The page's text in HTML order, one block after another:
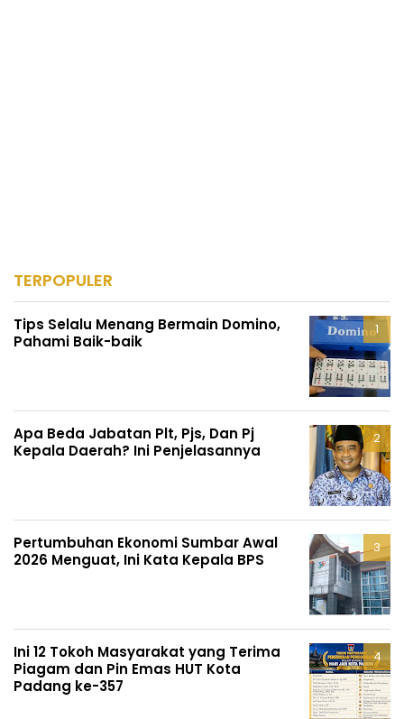
TERPOPULER
Tips Selalu Menang Bermain Domino,
Pahami Baik-baik
Apa Beda Jabatan Plt, Pjs, Dan Pj
Kepala Daerah? Ini Penjelasannya
Pertumbuhan Ekonomi Sumbar Awal
2026 Menguat, Ini Kata Kepala BPS
Ini 12 Tokoh Masyarakat yang Terima
Piagam dan Pin Emas HUT Kota
Padang ke-357